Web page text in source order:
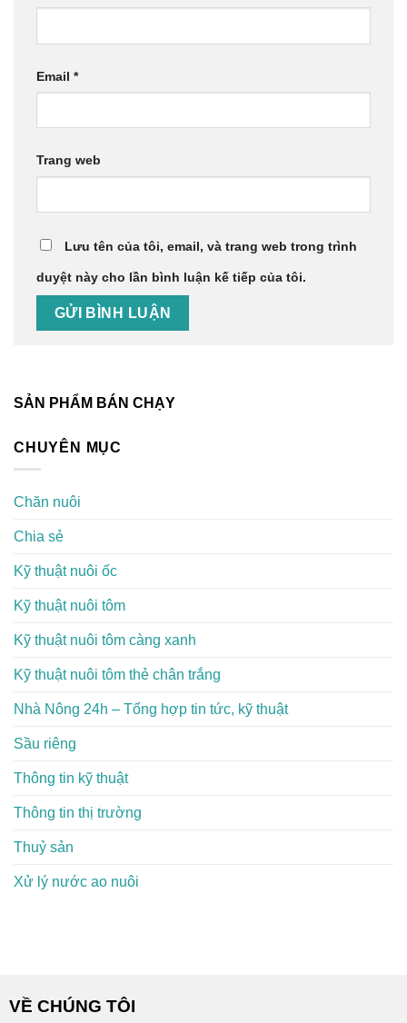
Email *
Trang web
Lưu tên của tôi, email, và trang web trong trình
duyệt này cho lần bình luận kế tiếp của tôi.
SẢN PHẨM BÁN CHẠY
CHUYÊN MỤC
Chăn nuôi
Chia sẻ
Kỹ thuật nuôi ốc
Kỹ thuật nuôi tôm
Kỹ thuật nuôi tôm càng xanh
Kỹ thuật nuôi tôm thẻ chân trắng
Nhà Nông 24h – Tổng hợp tin tức, kỹ thuật
Sầu riêng
Thông tin kỹ thuật
Thông tin thị trường
Thuỷ sản
Xử lý nước ao nuôi
VỀ CHÚNG TÔI